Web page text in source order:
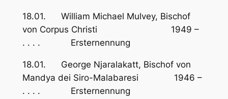
18.01. William Michael Mulvey, Bischof
von Corpus Christi 1949 –
. . . . Ersternennung
18.01. George Njaralakatt, Bischof von
Mandya dei Siro-Malabaresi 1946 –
. . . . Ersternennung